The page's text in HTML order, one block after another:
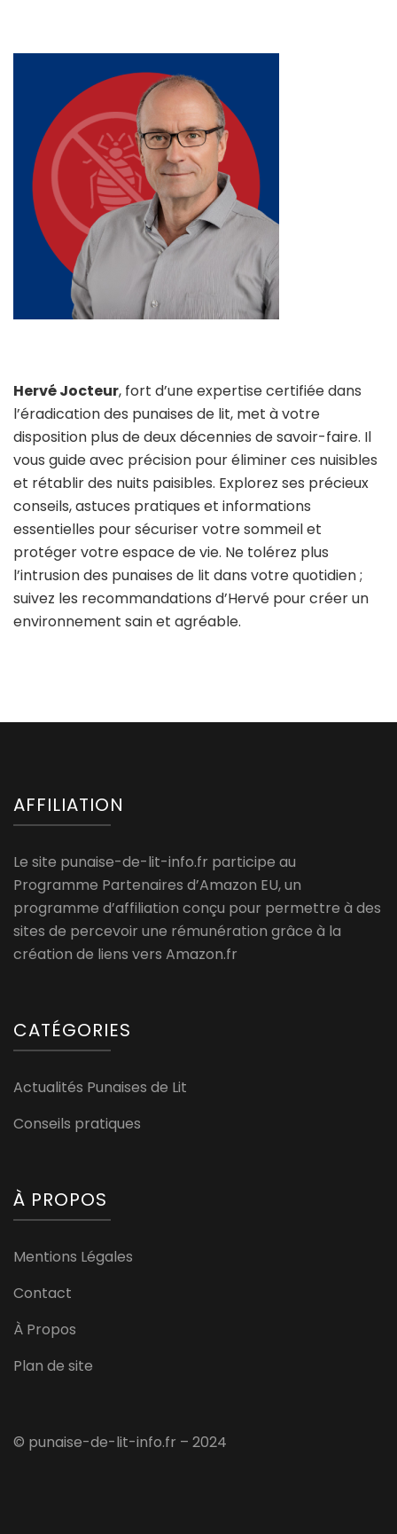
Hervé Jocteur, fort d’une expertise certifiée dans
l’éradication des punaises de lit, met à votre
disposition plus de deux décennies de savoir-faire. Il
vous guide avec précision pour éliminer ces nuisibles
et rétablir des nuits paisibles. Explorez ses précieux
conseils, astuces pratiques et informations
essentielles pour sécuriser votre sommeil et
protéger votre espace de vie. Ne tolérez plus
l’intrusion des punaises de lit dans votre quotidien ;
suivez les recommandations d’Hervé pour créer un
environnement sain et agréable.
AFFILIATION
Le site punaise-de-lit-info.fr participe au
Programme Partenaires d’Amazon EU, un
programme d’affiliation conçu pour permettre à des
sites de percevoir une rémunération grâce à la
création de liens vers Amazon.fr
CATÉGORIES
Actualités Punaises de Lit
Conseils pratiques
À PROPOS
Mentions Légales
Contact
À Propos
Plan de site
© punaise-de-lit-info.fr – 2024